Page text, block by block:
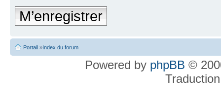
M’enregistrer
Portail »Index du forum
Powered by phpBB ©